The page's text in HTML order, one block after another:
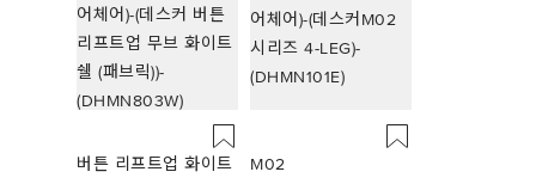
버튼 리프트업 화이트 M02